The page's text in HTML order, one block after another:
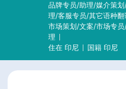
品牌专员/助理/媒介策
理/客服专员/其它语种
市场策划/文案/市场专
理
住在 印尼 国籍 印尼